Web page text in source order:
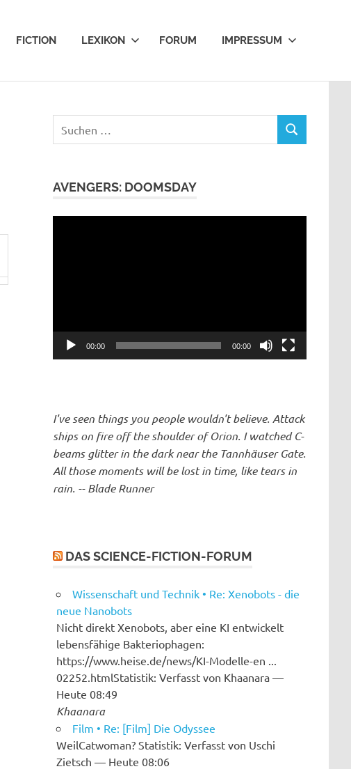
FICTION LEXIKON FORUM IMPRESSUM
nach:
SUCHEN
AVENGERS: DOOMSDAY
00:00 00:00
I've seen things you people wouldn't believe. Attack
ships on fire off the shoulder of Orion. I watched C-
beams glitter in the dark near the Tannhäuser Gate.
All those moments will be lost in time, like tears in
rain. -- Blade Runner
DAS SCIENCE-FICTION-FORUM
Wissenschaft und Technik • Re: Xenobots - die
neue Nanobots
Nicht direkt Xenobots, aber eine KI entwickelt
lebensfähige Bakteriophagen:
https://www.heise.de/news/KI-Modelle-en ...
02252.htmlStatistik: Verfasst von Khaanara —
Heute 08:49
Khaanara
Film • Re: [Film] Die Odyssee
WeilCatwoman? Statistik: Verfasst von Uschi
Zietsch — Heute 08:06